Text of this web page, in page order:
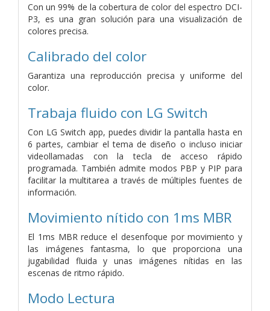
Con un 99% de la cobertura de color del espectro DCI-
P3, es una gran solución para una visualización de
colores precisa.
Calibrado del color
Garantiza una reproducción precisa y uniforme del
color.
Trabaja fluido con LG Switch
Con LG Switch app, puedes dividir la pantalla hasta en
6 partes, cambiar el tema de diseño o incluso iniciar
videollamadas con la tecla de acceso rápido
programada. También admite modos PBP y PIP para
facilitar la multitarea a través de múltiples fuentes de
información.
Movimiento nítido con 1ms MBR
El 1ms MBR reduce el desenfoque por movimiento y
las imágenes fantasma, lo que proporciona una
jugabilidad fluida y unas imágenes nítidas en las
escenas de ritmo rápido.
Modo Lectura